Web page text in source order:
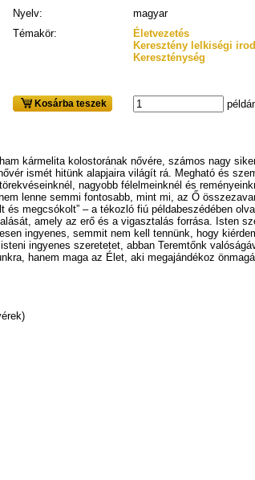
Nyelv:
magyar
Témakör:
Életvezetés
Keresztény lelkiségi
Kereszténység
Kosárba teszek
kármelita kolostorának nővére, számos nagy
ismét hitünk alapjaira világít rá. Megható és
törekvéseinknél, nagyobb félelmeinknél és
lenne semmi fontosabb, mint mi, az Ő
és megcsókolt” – a tékozló fiú példabeszédében
amely az erő és a vigasztalás forrása. Isten
ingyenes, semmit nem kell tennünk, hogy
ingyenes szeretetet, abban Teremtőnk
hanem maga az Élet, aki megajándékoz